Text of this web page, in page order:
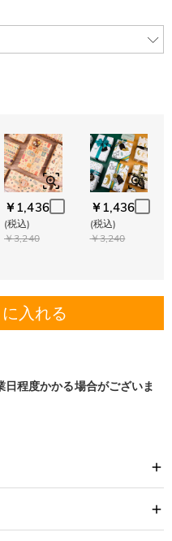
￥1,436
(税込)
￥3,240
￥1,436
(税込)
￥3,240
入れる
程度かかる場合がございま
せん。
のつながりをそのまま形にしまし